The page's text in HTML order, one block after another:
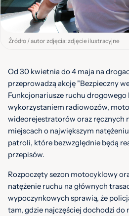
Źródło / autor zdjęcia: zdjęcie ilustracyjne
Od 30 kwietnia do 4 maja na
przeprowadzą akcję "Bezpieczny
Funkcjonariusze ruchu drogowego
wykorzystaniem radiowozów,
wideorejestratorów oraz ręcznych
miejscach o największym
patroli, które bezwzględnie będą
przepisów.
Rozpoczęty sezon motocyklowy
natężenie ruchu na głównych
wypoczynkowych sprawią, że
tam, gdzie najczęściej dochodzi do